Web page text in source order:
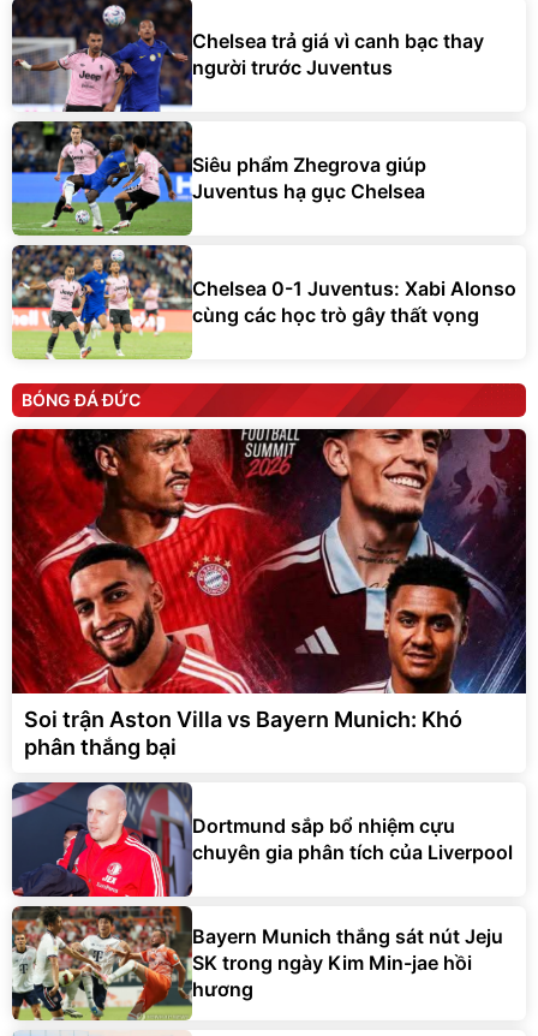
Chelsea trả giá vì canh bạc thay
người trước Juventus
Siêu phẩm Zhegrova giúp
Juventus hạ gục Chelsea
Chelsea 0-1 Juventus: Xabi Alonso
cùng các học trò gây thất vọng
BÓNG ĐÁ ĐỨC
Soi trận Aston Villa vs Bayern Munich: Khó
phân thắng bại
Dortmund sắp bổ nhiệm cựu
chuyên gia phân tích của Liverpool
Bayern Munich thắng sát nút Jeju
SK trong ngày Kim Min-jae hồi
hương